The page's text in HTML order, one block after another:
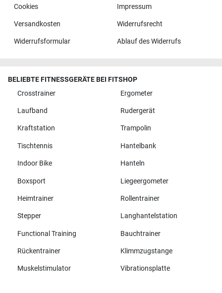
Cookies Impressum
Versandkosten Widerrufsrecht
Widerrufsformular Ablauf des Widerrufs
BELIEBTE FITNESSGERÄTE BEI FITSHOP
Crosstrainer
Ergometer
Laufband Rudergerät
Kraftstation Trampolin
Tischtennis Hantelbank
Indoor Bike Hanteln
Boxsport Liegeergometer
Heimtrainer Rollentrainer
Stepper Langhantelstation
Functional Training Bauchtrainer
Rückentrainer Klimmzugstange
Muskelstimulator Vibrationsplatte